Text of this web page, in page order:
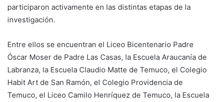
participaron activamente en las distintas etapas de la
investigación.
Entre ellos se encuentran el Liceo Bicentenario Padre
Óscar Moser de Padre Las Casas, la Escuela Araucanía de
Labranza, la Escuela Claudio Matte de Temuco, el Colegio
Habit Art de San Ramón, el Colegio Providencia de
Temuco, el Liceo Camilo Henríquez de Temuco, la Escuela